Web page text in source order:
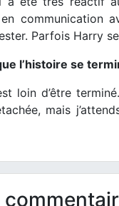
communication
Parfois Harry
l’histoire se
loin d’être
mais